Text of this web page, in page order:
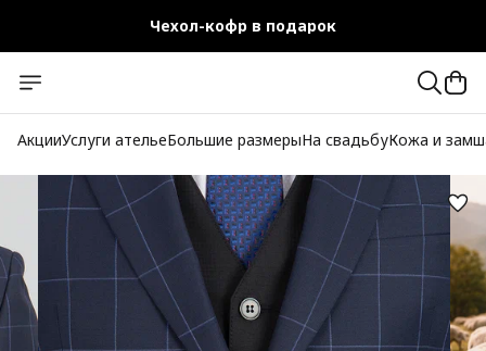
Чехол-кофр в подарок
Бесплатная доставка при заказе от 10 000 руб.
АкцииУслуги ательеБольшие размерыНа свадьбуКожа и